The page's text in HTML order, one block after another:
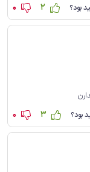
بود؟ 2
0
بود؟ 3
0